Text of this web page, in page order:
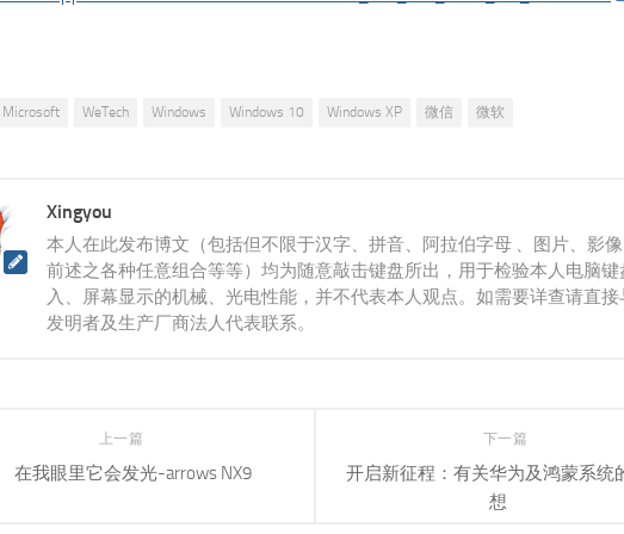
Microsoft WeTech Windows Windows 10 Windows XP 微信 微软
Xingyou
本人在此发布博文（包括但不限于汉字、拼音、阿拉伯字母 、图片、影
前述之各种任意组合等等）均为随意敲击键盘所出，用于检验本人电脑键
入、屏幕显示的机械、光电性能，并不代表本人观点。如需要详查请直接
发明者及生产厂商法人代表联系。
下一篇
开启新征程：有关华为及鸿蒙系统
想
上一篇
在我眼里它会发光-arrows NX9